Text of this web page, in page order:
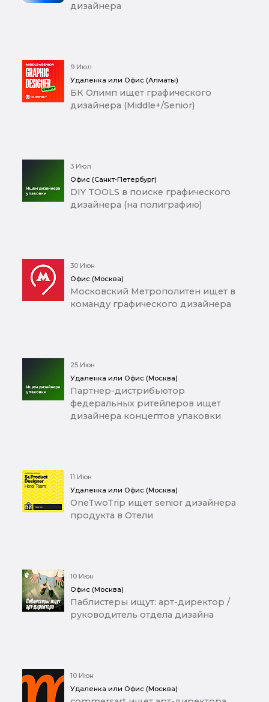
дизайнера
9 Июл
Удаленка или Офис (Алматы)
БК Олимп ищет графического
дизайнера (Middle+/Senior)
3 Июл
Офис (Санкт-Петербург)
DIY TOOLS в поиске графического
дизайнера (на полиграфию)
30 Июн
Офис (Москва)
Московский Метрополитен ищет в
команду графического дизайнера
25 Июн
Удаленка или Офис (Москва)
Партнер-дистрибьютор
федеральных ритейлеров ищет
дизайнера концептов упаковки
11 Июн
Удаленка или Офис (Москва)
OneTwoTrip ищет senior дизайнера
продукта в Отели
10 Июн
Офис (Москва)
Паблистеры ищут: арт-директор /
руководитель отдела дизайна
10 Июн
Удаленка или Офис (Москва)